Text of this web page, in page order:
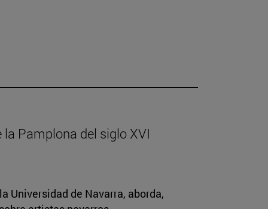
Pamplona del siglo XVI
Universidad de Navarra, aborda,